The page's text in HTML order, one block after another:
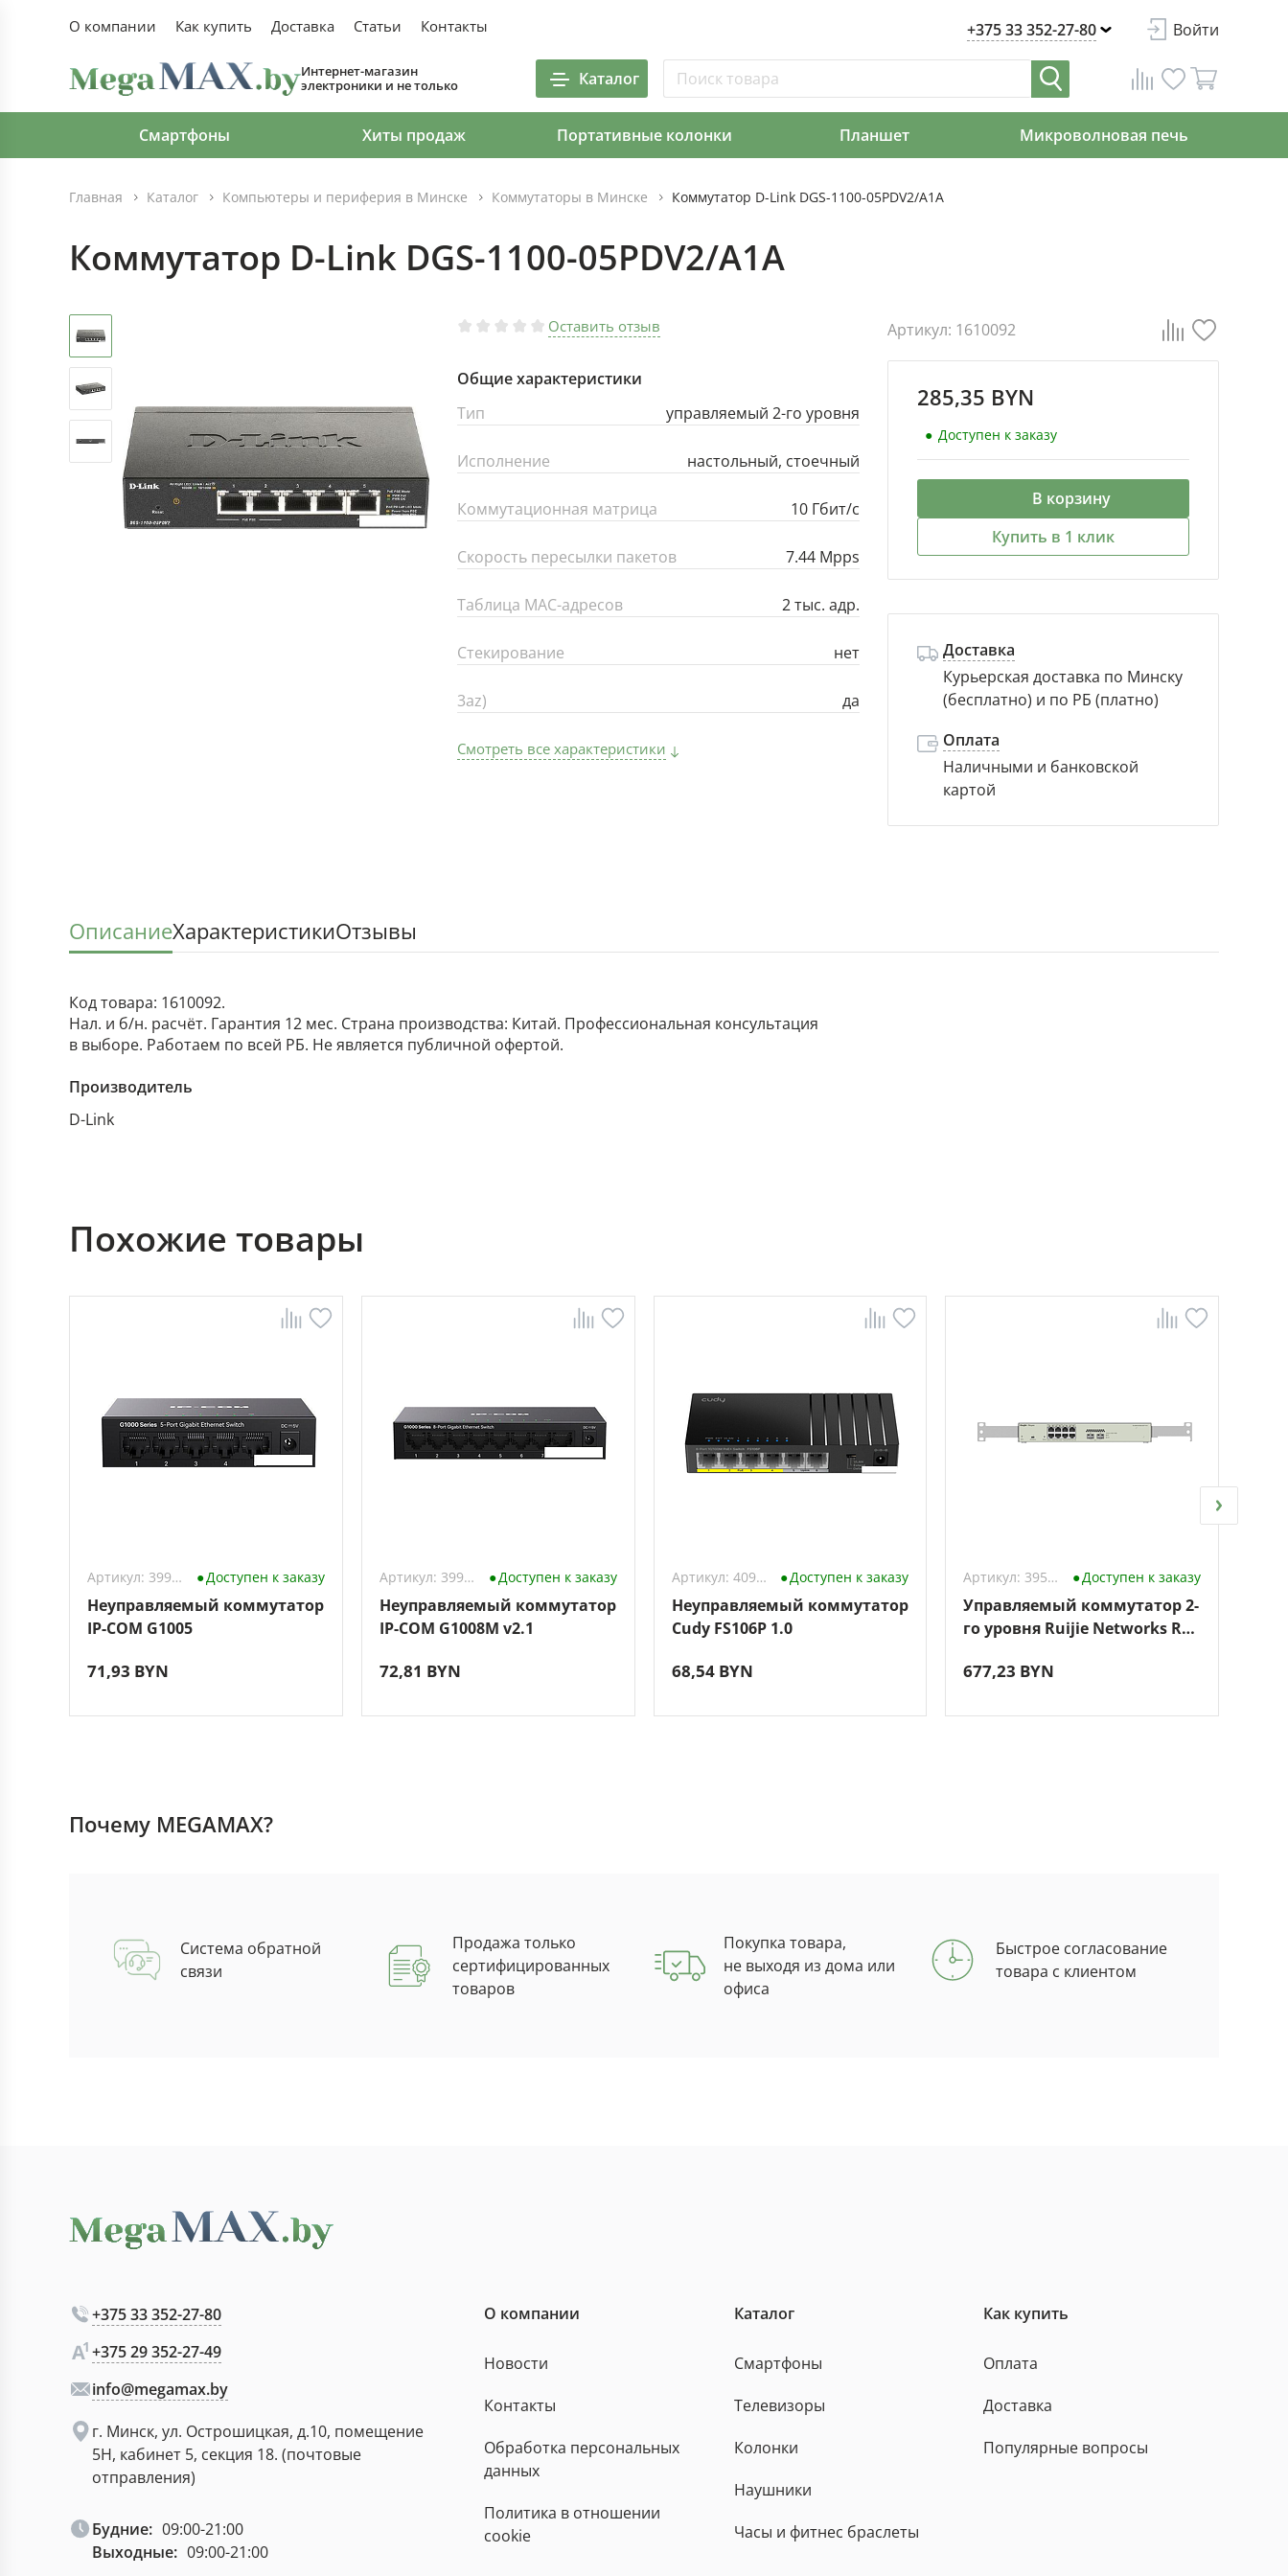
О компании Как купить Доставка Статьи Контакты +375 33 352-27-80 Войти
Интернет-магазин
электроники и не только
Каталог
Смартфоны Хиты продаж Портативные колонки Планшет Микроволновая печь
Главная Каталог Компьютеры и периферия в Минске Коммутаторы в Минске Коммутатор D-Link DGS-1100-05PDV2/A1A
Коммутатор D-Link DGS-1100-05PDV2/A1A
Оставить отзыв
Общие характеристики
Тип
управляемый 2-го уровня
Исполнение настольный, стоечный
Коммутационная матрица 10 Гбит/с
Скорость пересылки пакетов 7.44 Mpps
Таблица MAC-адресов 2 тыс. адр.
Стекирование нет
3az) да
Смотреть все характеристики
Артикул: 1610092
285,35 BYN
Доступен к заказу
В корзину
Купить в 1 клик
Доставка
Курьерская доставка по Минску
(бесплатно) и по РБ (платно)
Оплата
Наличными и банковской
картой
ОписаниеХарактеристикиОтзывы
Код товара: 1610092.
Нал. и б/н. расчёт. Гарантия 12 мес. Страна производства: Китай. Профессиональная консультация
в выборе. Работаем по всей РБ. Не является публичной офертой.
Производитель
D-Link
Похожие товары
Артикул: 3994078 Доступен к заказу
Неуправляемый коммутатор
IP-COM G1005
71,93 BYN
Артикул: 3990506 Доступен к заказу
Неуправляемый коммутатор
IP-COM G1008M v2.1
72,81 BYN
Артикул: 4098649 Доступен к заказу
Неуправляемый коммутатор
Cudy FS106P 1.0
68,54 BYN
Артикул: 3959728 Доступен к заказу
Управляемый коммутатор 2-
го уровня Ruijie Networks RG-
677,23 BYN
Почему MEGAMAX?
Система обратной
связи
Продажа только
сертифицированных
товаров
Покупка товара,
не выходя из дома или
офиса
Быстрое согласование
товара с клиентом
+375 33 352-27-80
+375 29 352-27-49
info@megamax.by
г. Минск, ул. Острошицкая, д.10, помещение
5Н, кабинет 5, секция 18. (почтовые
отправления)
Будние: 09:00-21:00
Выходные: 09:00-21:00
О компании
Новости
Контакты
Обработка персональных
данных
Политика в отношении
cookie
Каталог
Смартфоны
Телевизоры
Колонки
Наушники
Часы и фитнес браслеты
Как купить
Оплата
Доставка
Популярные вопросы